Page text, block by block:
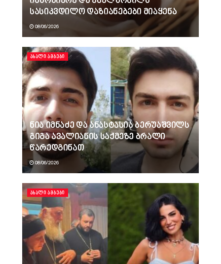
სასიკვდილო დაზიანებები მიაყენა
08/06/2026
ᲐᲮᲐᲚᲘ ᲐᲛᲑᲔᲑᲘ
ნია იმნაძე და ანასტასია ბერუაშვილს
გიგა ავალიანის საქმეზე ბრალი
წარედგინათ
08/06/2026
ᲐᲮᲐᲚᲘ ᲐᲛᲑᲔᲑᲘ